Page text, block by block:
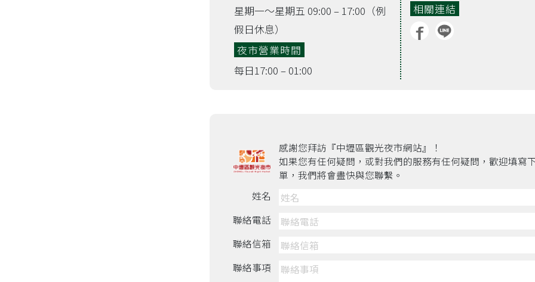
星期一～星期五 09:00 – 17:00（例
假日休息）
夜市營業時間
每日17:00 – 01:00
相關連結
感謝您拜訪『中壢區觀光夜市網站』！
如果您有任何疑問，或對我們的服務有任何疑問，歡迎填寫
單，我們將會盡快與您聯繫。
姓名
聯絡電話
聯絡信箱
聯絡事項